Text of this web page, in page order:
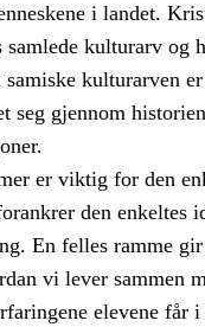
i landet.
kulturarv
kulturarven
seg gjennom
er viktig for den
den enkeltes
En felles ramme
vi lever sammen
elevene